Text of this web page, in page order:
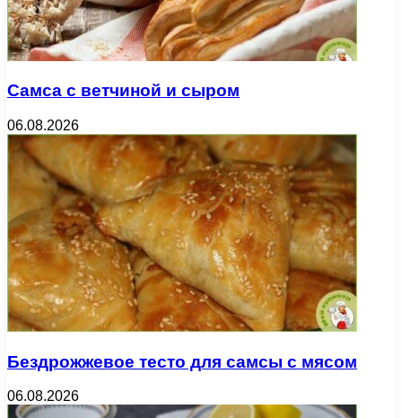
Самса с ветчиной и сыром
06.08.2026
Бездрожжевое тесто для самсы с мясом
06.08.2026